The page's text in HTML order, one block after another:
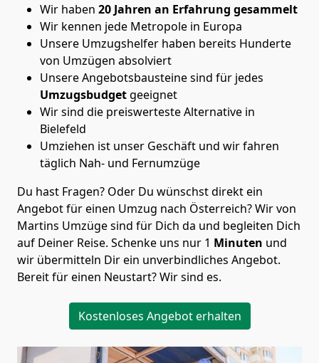
Wir haben 20 Jahren an Erfahrung gesammelt
Wir kennen jede Metropole in Europa
Unsere Umzugshelfer haben bereits Hunderte
von Umzügen absolviert
Unsere Angebotsbausteine sind für jedes
Umzugsbudgetgeeignet
Wir sind die preiswerteste Alternative in
Bielefeld
Umziehen ist unser Geschäft und wir fahren
täglich Nah- und Fernumzüge
Du hast Fragen? Oder Du wünschst direkt ein
Angebot für einen Umzug nach Österreich? Wir von
Martins Umzügesind für Dich da und begleiten Dich
auf Deiner Reise. Schenke uns nur 1 Minuten und
wir übermitteln Dir ein unverbindliches Angebot.
Bereit für einen Neustart? Wir sind es.
Kostenloses Angebot erhalten